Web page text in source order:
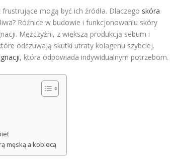
mogą być ich źródła. Dlaczego skóra
Różnice w budowie i funkcjonowaniu skóry
Mężczyźni, z większą produkcją sebum i
odczuwają skutki utraty kolagenu szybciej.
, która odpowiada indywidualnym potrzebom.
męską a kobiecą